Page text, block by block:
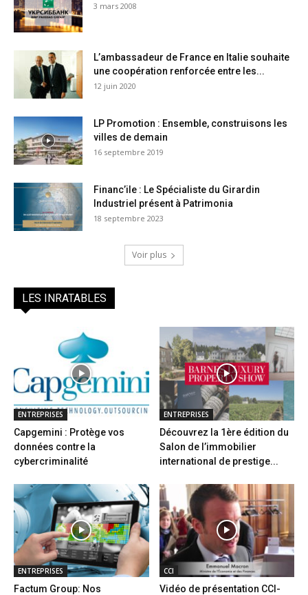
3 mars 2008
L’ambassadeur de France en Italie souhaite
une coopération renforcée entre les...
12 juin 2020
LP Promotion : Ensemble, construisons les
villes de demain
16 septembre 2019
Financ’ile : Le Spécialiste du Girardin
Industriel présent à Patrimonia
18 septembre 2023
Voir plus
LES INRATABLES
ENTREPRISES
Capgemini : Protège vos
données contre la
cybercriminalité
ENTREPRISES
Découvrez la 1ère édition du
Salon de l’immobilier
international de prestige...
ENTREPRISES
Factum Group: Nos
CCI
Vidéo de présentation CCI-